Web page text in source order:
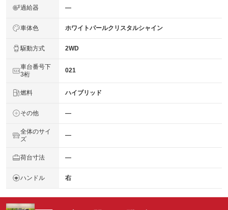
過給器 ―
車体色 ホワイトパールクリスタルシャイン
駆動方式 2WD
車台番号下
3桁
021
燃料 ハイブリッド
その他 ―
全体のサイ
ズ
―
荷台寸法 ―
ハンドル 右